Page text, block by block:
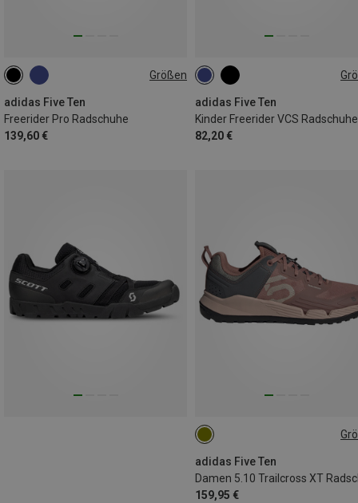
Größen
adidas Five Ten
Freerider Pro Radschuhe
139,60 €
adidas Five Ten
Kinder Freerider VCS Radschuhe
82,20 €
adidas Five Ten
159,95 €
36.5|37